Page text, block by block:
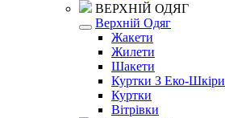
ВЕРХНІЙ ОДЯГ
Верхній Одяг
Жакети
Жилети
Шакети
Куртки З Еко-Шкіри
Куртки
Вітрівки